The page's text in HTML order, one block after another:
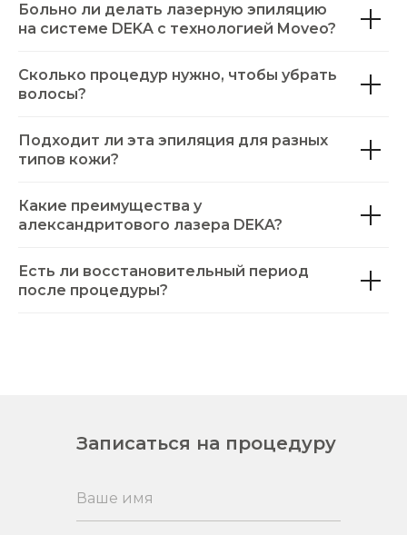
Больно ли делать лазерную эпиляцию
на системе DEKA с технологией Moveo?
Сколько процедур нужно, чтобы убрать
волосы?
Подходит ли эта эпиляция для разных
типов кожи?
Какие преимущества у
александритового лазера DEKA?
Есть ли восстановительный период
после процедуры?
Записаться на процедуру